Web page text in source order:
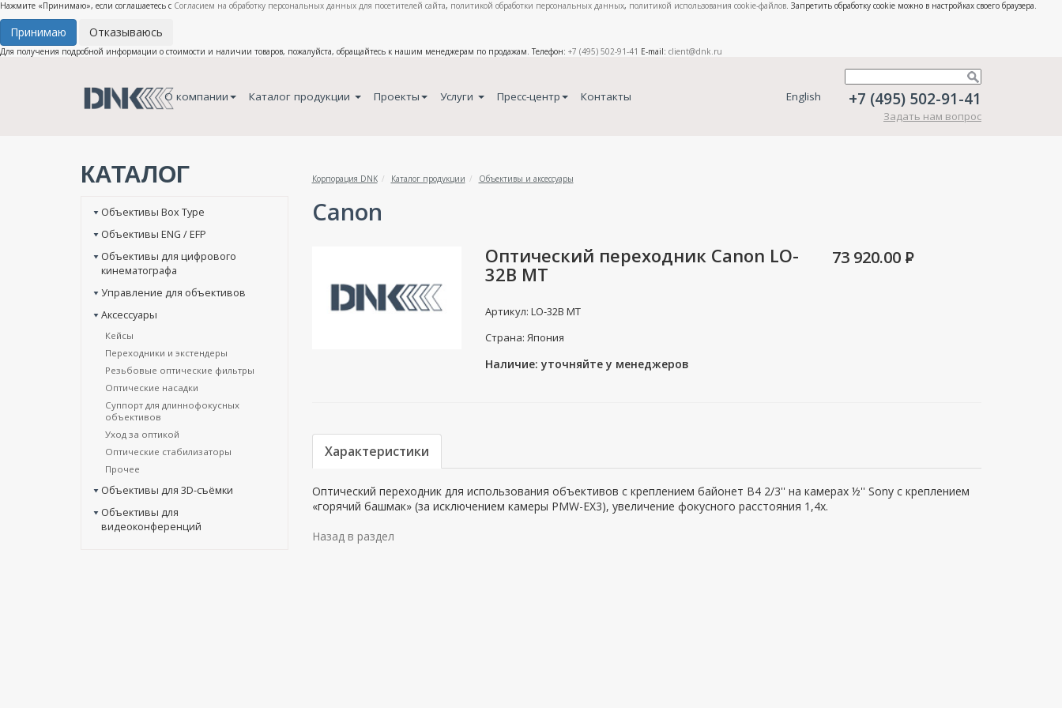
Нажмите «Принимаю», если соглашаетесь с Согласием на обработку персональных данных для посетителей сайта, политикой обработки персональных данных, политикой использования cookie-файлов. Запретить обработку cookie можно в настройках своего браузера.
Принимаю Отказываюсь
Для получения подробной информации о стоимости и наличии товаров, пожалуйста, обращайтесь к нашим менеджерам по продажам. Телефон: +7 (495) 502-91-41 E-mail: client@dnk.ru
О компании Каталог продукции Проекты Услуги Пресс-центр Контакты English +7 (495) 502-91-41
Задать нам вопрос
КАТАЛОГ Корпорация DNK Каталог продукции Объективы и аксессуары
Объективы Box Type
Объективы ENG / EFP
Объективы для цифрового
кинематографа
Управление для объективов
Аксессуары
Кейсы
Переходники и экстендеры
Резьбовые оптические фильтры
Оптические насадки
Суппорт для длиннофокусных
объективов
Уход за оптикой
Оптические стабилизаторы
Прочее
Объективы для 3D-съёмки
Объективы для
видеоконференций
Canon
Оптический переходник Canon LO-
32B MT
Артикул: LO-32B MT
Страна: Япония
Наличие: уточняйте у менеджеров
73 920.00 P
Характеристики
Оптический переходник для использования объективов с креплением байонет B4 2/3'' на камерах ½'' Sony с креплением
«горячий башмак» (за исключением камеры PMW-EX3), увеличение фокусного расстояния 1,4х.
Назад в раздел